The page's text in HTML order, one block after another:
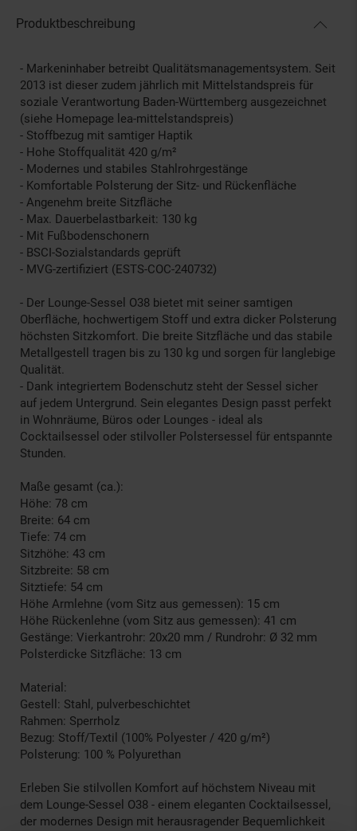
Produktbeschreibung
- Markeninhaber betreibt Qualitätsmanagementsystem. Seit
2013 ist dieser zudem jährlich mit Mittelstandspreis für
soziale Verantwortung Baden-Württemberg ausgezeichnet
(siehe Homepage lea-mittelstandspreis)
- Stoffbezug mit samtiger Haptik
- Hohe Stoffqualität 420 g/m²
- Modernes und stabiles Stahlrohrgestänge
- Komfortable Polsterung der Sitz- und Rückenfläche
- Angenehm breite Sitzfläche
- Max. Dauerbelastbarkeit: 130 kg
- Mit Fußbodenschonern
- BSCI-Sozialstandards geprüft
- MVG-zertifiziert (ESTS-COC-240732)
- Der Lounge-Sessel O38 bietet mit seiner samtigen
Oberfläche, hochwertigem Stoff und extra dicker Polsterung
höchsten Sitzkomfort. Die breite Sitzfläche und das stabile
Metallgestell tragen bis zu 130 kg und sorgen für langlebige
Qualität.
- Dank integriertem Bodenschutz steht der Sessel sicher
auf jedem Untergrund. Sein elegantes Design passt perfekt
in Wohnräume, Büros oder Lounges - ideal als
Cocktailsessel oder stilvoller Polstersessel für entspannte
Stunden.
Maße gesamt (ca.):
Höhe: 78 cm
Breite: 64 cm
Tiefe: 74 cm
Sitzhöhe: 43 cm
Sitzbreite: 58 cm
Sitztiefe: 54 cm
Höhe Armlehne (vom Sitz aus gemessen): 15 cm
Höhe Rückenlehne (vom Sitz aus gemessen): 41 cm
Gestänge: Vierkantrohr: 20x20 mm / Rundrohr: Ø 32 mm
Polsterdicke Sitzfläche: 13 cm
Material:
Gestell: Stahl, pulverbeschichtet
Rahmen: Sperrholz
Bezug: Stoff/Textil (100% Polyester / 420 g/m²)
Polsterung: 100 % Polyurethan
Erleben Sie stilvollen Komfort auf höchstem Niveau mit
dem Lounge-Sessel O38 - einem eleganten Cocktailsessel,
der modernes Design mit herausragender Bequemlichkeit